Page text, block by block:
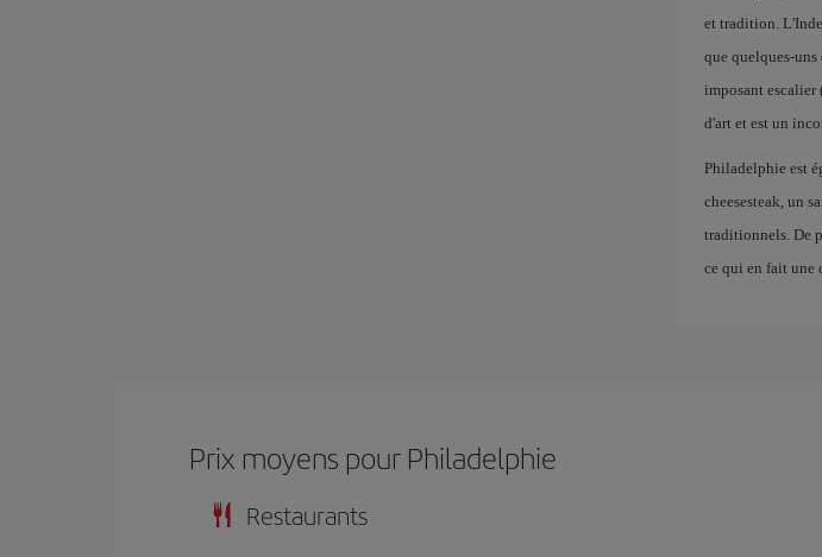
et tradition.
que quelques-
imposant escalier
d'art et est un
Philadelphie est
cheesesteak, un
traditionnels. De
ce qui en fait une
Prix ​​moyens pour Philadelphie
Restaurants